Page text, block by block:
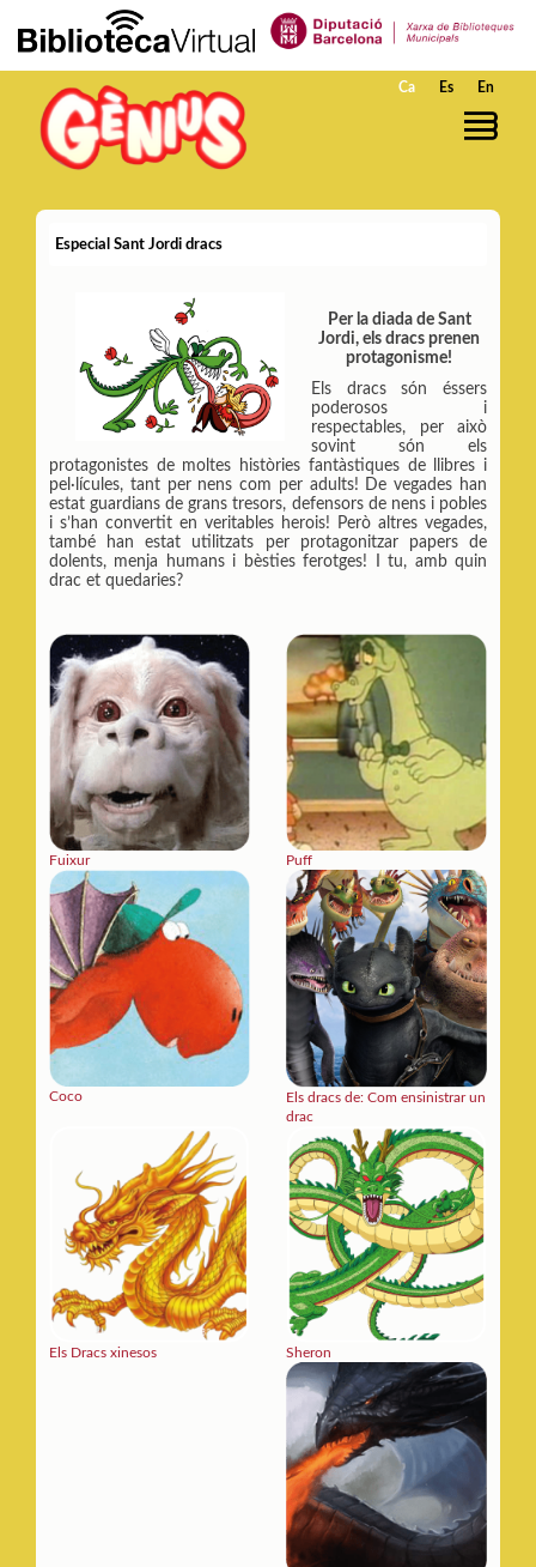
Salta al contingut principal
Ca Es En
Especial Sant Jordi dracs
Per la diada de Sant
Jordi, els dracs prenen
protagonisme!
Els dracs són éssers
poderosos i
respectables, per això
sovint són els
protagonistes de moltes històries fantàstiques de llibres i
pel·lícules, tant per nens com per adults! De vegades han
estat guardians de grans tresors, defensors de nens i pobles
i s’han convertit en veritables herois! Però altres vegades,
també han estat utilitzats per protagonitzar papers de
dolents, menja humans i bèsties ferotges! I tu, amb quin
drac et quedaries?
Fuixur Puff
Coco
Els dracs de: Com ensinistrar un
drac
Els Dracs xinesos Sheron